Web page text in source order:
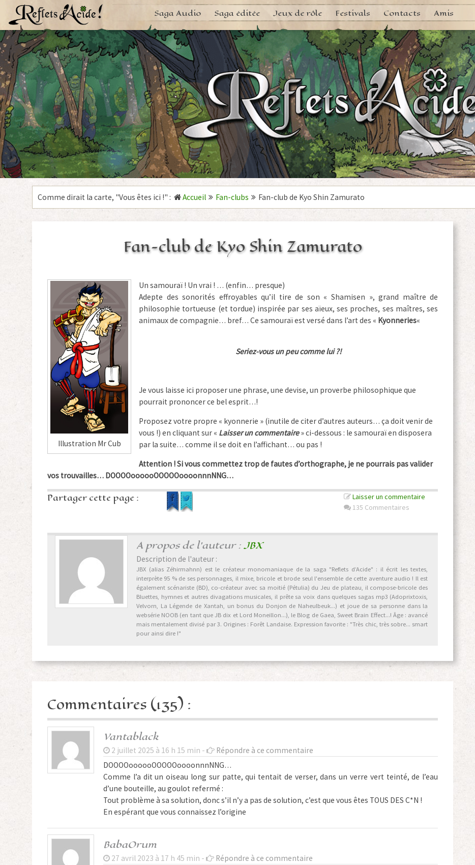
Aller
au
contenu
Saga Audio Saga éditée Jeux de rôle Festivals Contacts Amis
Comme dirait la carte, "Vous êtes ici !" : Accueil Fan-clubs Fan-club de Kyo Shin Zamurato
Fan-club de Kyo Shin Zamurato
Illustration Mr Cub
Un samouraï ! Un vrai ! … (enfin… presque)
Adepte des sonorités effroyables qu’il tire de son « Shamisen », grand maître de
philosophie tortueuse (et tordue) inspirée par ses aïeux, ses proches, ses maîtres, ses
animaux de compagnie… bref… Ce samouraï est versé dans l’art des « Kyonneries«
Seriez-vous un peu comme lui ?!
Je vous laisse ici proposer une phrase, une devise, un proverbe philosophique que
pourrait prononcer ce bel esprit…!
Proposez votre propre « kyonnerie » (inutile de citer d’autres auteurs… ça doit venir de
vous !) en cliquant sur « Laisser un commentaire» ci-dessous : le samouraï en disposera
par la suite… comme il se doit en l’affichant… ou pas !
Attention ! Si vous commettez trop de fautes d’orthographe, je ne pourrais pas valider
vos trouvailles… DOOOOoooooOOOOOoooonnnNNG…
Partager cette page :
Laisser un commentaire
135 Commentaires
A propos de l'auteur :JBX
Description de l'auteur :
JBX (alias Zéhirmahnn) est le créateur monomaniaque de la saga "Reflets d’Acide" : il écrit les textes,
interprète 95 % de ses personnages, il mixe, bricole et brode seul l'ensemble de cette aventure audio ! Il est
également scénariste (BD), co-créateur avec sa moitié (Pétulia) du Jeu de plateau, il compose-bricole des
Bluettes, hymnes et autres divagations musicales, il prête sa voix dans quelques sagas mp3 (Adoprixtoxis,
Velvorn, La Légende de Xantah, un bonus du Donjon de Naheulbeuk...) et joue de sa personne dans la
websérie NOOB (en tant que JB dix et Lord Moneillon...), le Blog de Gaea, Sweet Brain Effect...! Âge : avancé
mais mentalement divisé par 3. Origines : Forêt Landaise. Expression favorite : "Très chic, très sobre... smart
pour ainsi dire !"
Commentaires (135) :
Vantablack
2 juillet 2025 à 16 h 15 min -
Répondre à ce commentaire
DOOOOoooooOOOOOoooonnnNNG…
Comme l’a dit un oiseau long sur patte, qui tentait de verser, dans un verre vert teinté, de l’eau
d’une bouteille, au goulot refermé :
Tout problème à sa solution, donc s’il n’y a pas de solution, c’est que vous êtes TOUS DES C*N !
En espérant que vous connaissez l’origine
BabaOrum
27 avril 2023 à 17 h 45 min -
Répondre à ce commentaire